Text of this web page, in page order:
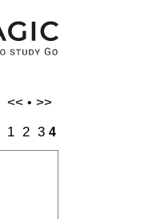
<< • >>
1 2 3 4